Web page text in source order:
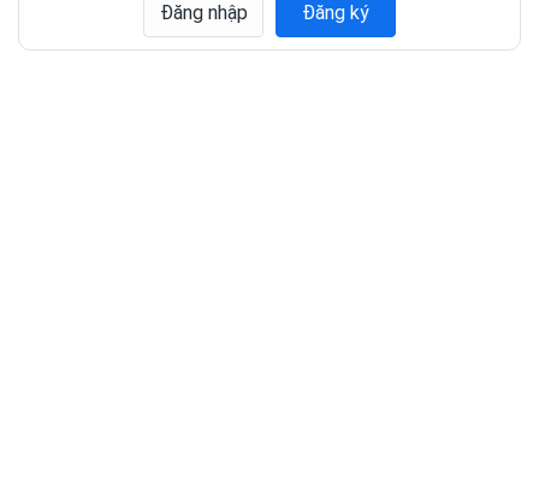
Đăng nhập Đăng ký